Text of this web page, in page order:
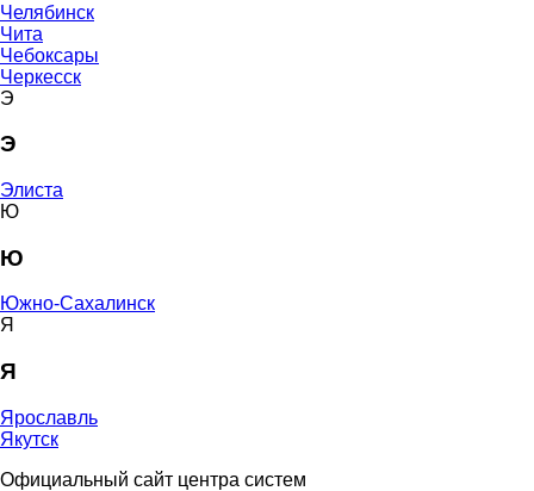
Челябинск
Чита
Чебоксары
Черкесск
Э
Э
Элиста
Ю
Ю
Южно-Сахалинск
Я
Я
Ярославль
Якутск
Официальный сайт центра систем